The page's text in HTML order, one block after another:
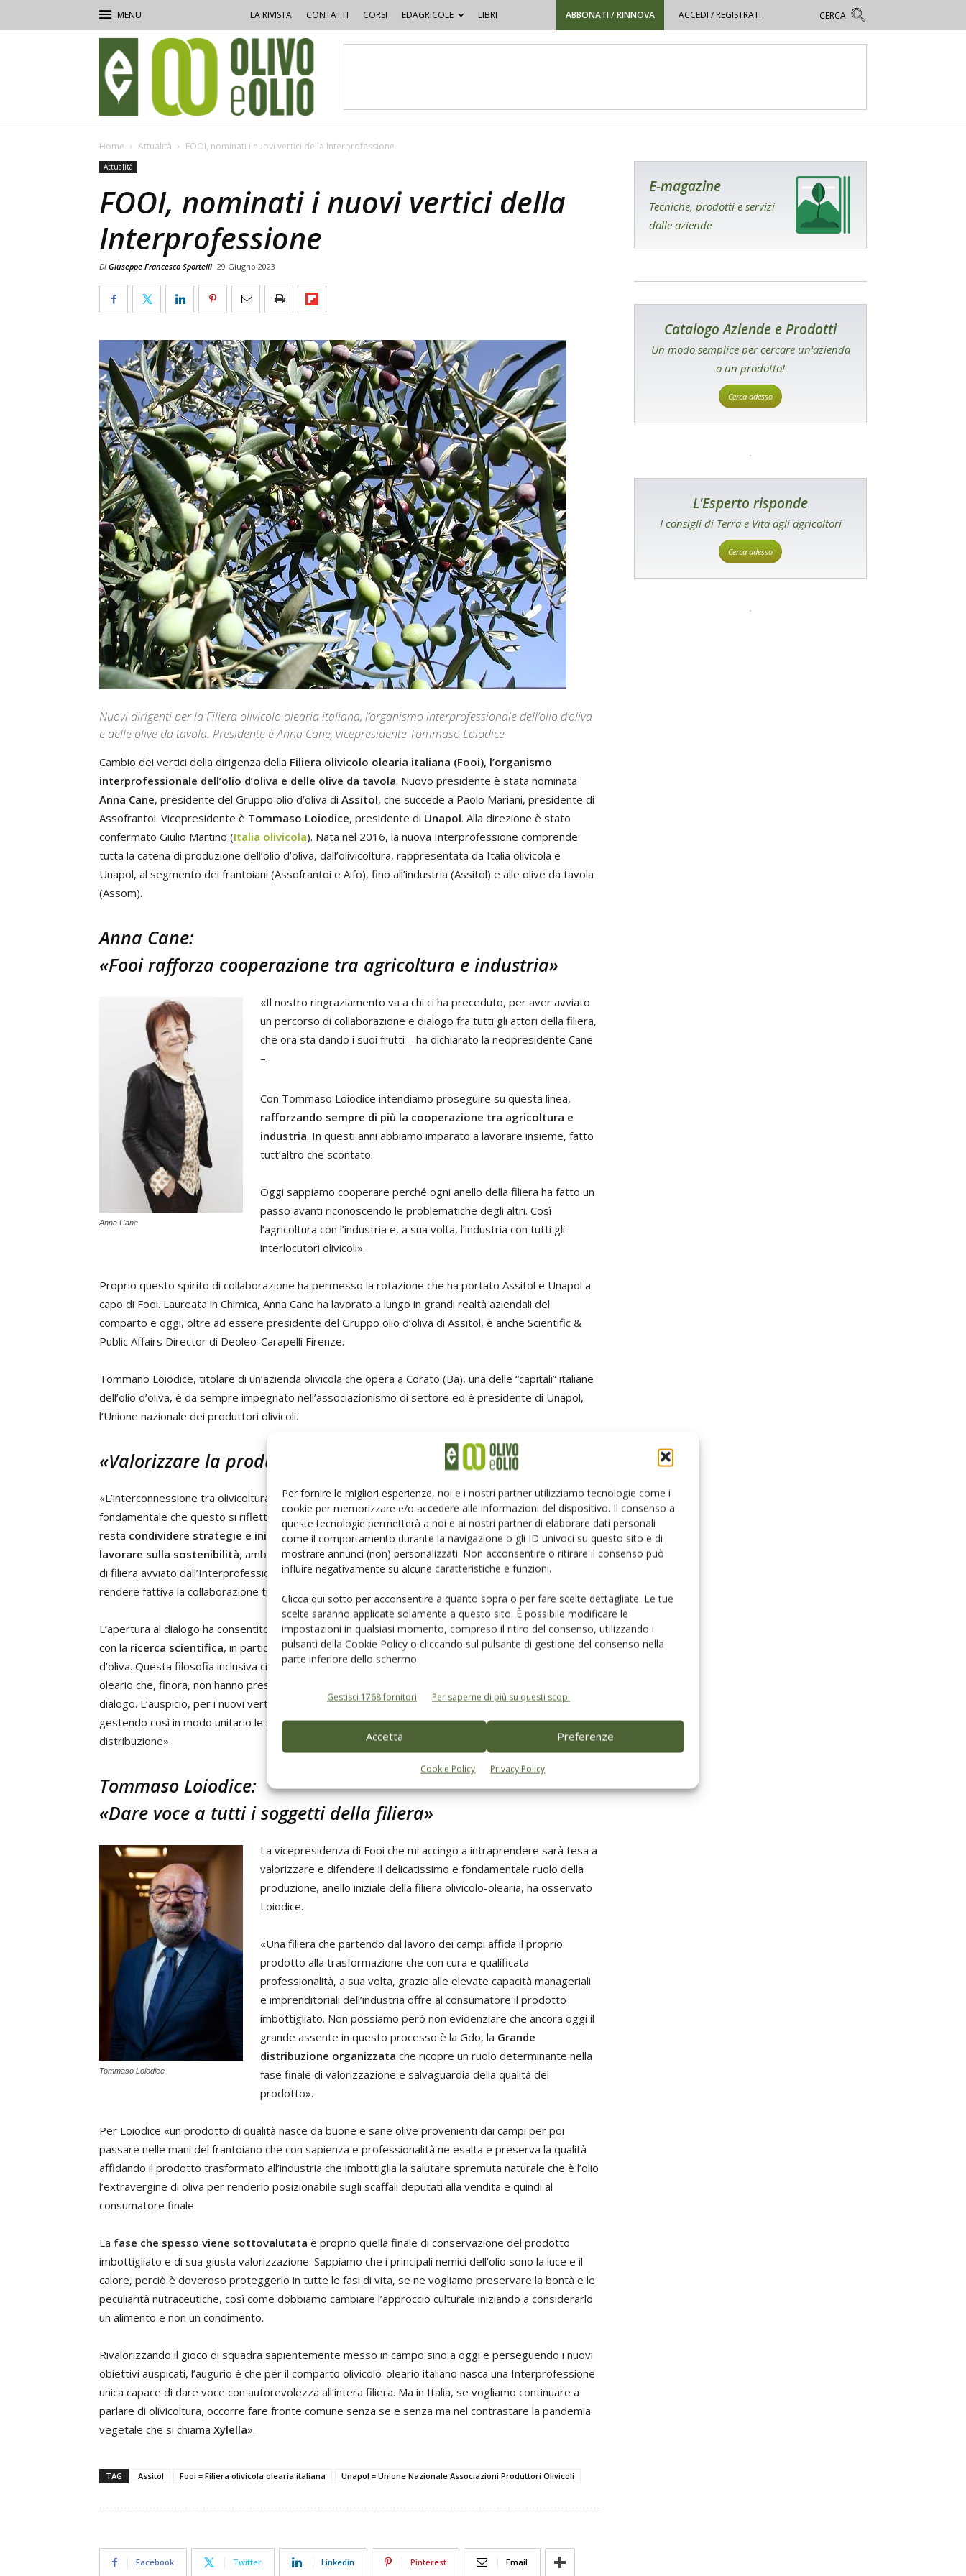
Per fornire le migliori esperienze, noi e i nostri partner utilizziamo tecnologie come i
cookie per memorizzare e/o accedere alle informazioni del dispositivo. Il consenso a
queste tecnologie permetterà a noi e ai nostri partner di elaborare dati personali
come il comportamento durante la navigazione o gli ID univoci su questo sito e di
mostrare annunci (non) personalizzati. Non acconsentire o ritirare il consenso può
influire negativamente su alcune caratteristiche e funzioni.
Clicca qui sotto per acconsentire a quanto sopra o per fare scelte dettagliate. Le tue
scelte saranno applicate solamente a questo sito. È possibile modificare le
impostazioni in qualsiasi momento, compreso il ritiro del consenso, utilizzando i
pulsanti della Cookie Policy o cliccando sul pulsante di gestione del consenso nella
parte inferiore dello schermo.
Gestisci 1768 fornitori Per saperne di più su questi scopi
Accetta Preferenze
Cookie Policy Privacy Policy
LA RIVISTA CONTATTI CORSI EDAGRICOLE LIBRI ABBONATI / RINNOVA ACCEDI / REGISTRATI
e
Olio
Home Attualità FOOI, nominati i nuovi vertici della Interprofessione
Attualità
FOOI, nominati i nuovi vertici della
Interprofessione
Di Giuseppe Francesco Sportelli 29 Giugno 2023
Nuovi dirigenti per la Filiera olivicolo olearia italiana, l’organismo interprofessionale dell’olio d’oliva
e delle olive da tavola. Presidente è Anna Cane, vicepresidente Tommaso Loiodice
Cambio dei vertici della dirigenza della Filiera olivicolo olearia italiana (Fooi), l’organismo
interprofessionale dell’olio d’oliva e delle olive da tavola. Nuovo presidente è stata nominata
Anna Cane, presidente del Gruppo olio d’oliva di Assitol, che succede a Paolo Mariani, presidente di
Assofrantoi. Vicepresidente è Tommaso Loiodice, presidente di Unapol. Alla direzione è stato
confermato Giulio Martino (Italia olivicola). Nata nel 2016, la nuova Interprofessione comprende
tutta la catena di produzione dell’olio d’oliva, dall’olivicoltura, rappresentata da Italia olivicola e
Unapol, al segmento dei frantoiani (Assofrantoi e Aifo), fino all’industria (Assitol) e alle olive da tavola
(Assom).
Anna Cane:
«Fooi rafforza cooperazione tra agricoltura e industria»
Anna Cane
«Il nostro ringraziamento va a chi ci ha preceduto, per aver avviato
un percorso di collaborazione e dialogo fra tutti gli attori della filiera,
che ora sta dando i suoi frutti – ha dichiarato la neopresidente Cane
–.
Con Tommaso Loiodice intendiamo proseguire su questa linea,
rafforzando sempre di più la cooperazione tra agricoltura e
industria. In questi anni abbiamo imparato a lavorare insieme, fatto
tutt’altro che scontato.
Oggi sappiamo cooperare perché ogni anello della filiera ha fatto un
passo avanti riconoscendo le problematiche degli altri. Così
l’agricoltura con l’industria e, a sua volta, l’industria con tutti gli
interlocutori olivicoli».
Proprio questo spirito di collaborazione ha permesso la rotazione che ha portato Assitol e Unapol a
capo di Fooi. Laureata in Chimica, Anna Cane ha lavorato a lungo in grandi realtà aziendali del
comparto e oggi, oltre ad essere presidente del Gruppo olio d’oliva di Assitol, è anche Scientific &
Public Affairs Director di Deoleo-Carapelli Firenze.
Tommano Loiodice, titolare di un’azienda olivicola che opera a Corato (Ba), una delle “capitali” italiane
dell’olio d’oliva, è da sempre impegnato nell’associazionismo di settore ed è presidente di Unapol,
l’Unione nazionale dei produttori olivicoli.
«Valorizzare la produzione nazionale di olio d’oliva»
«L’interconnessione tra olivicoltura e aziende industriali è sempre più forte – ha aggiunto Cane – ed è
fondamentale che questo si rifletta anche nella gestione dell’Interprofessione. L’obiettivo principale
resta condividere strategie e iniziative per valorizzare la produzione nazionale di olio d’oliva e
lavorare sulla sostenibilità, ambientale ed economica, del comparto. In tal senso, il primo contratto
di filiera avviato dall’Interprofessione vuole essere la base per altri progetti analoghi, in modo da
rendere fattiva la collaborazione tra tutti i componenti dell’Interprofessione.
L’apertura al dialogo ha consentito alla nuova Interprofessione di confrontarsi in modo più efficace
con la ricerca scientifica, in particolare sul problema deglisterolie quello deglioli mineralinegli oli
d’oliva. Questa filosofia inclusiva ci porta a lasciare sempre aperta la porta a quelle realtà del mondo
oleario che, finora, non hanno preso in considerazione i risultati positivi ottenuti e la nostra volontà di
dialogo. L’auspicio, per i nuovi vertici, è che si avvicinino alla filiera altre componenti del comparto,
gestendo così in modo unitario le sue tematiche più importanti, coinvolgendo anche la Grande
distribuzione».
Tommaso Loiodice:
«Dare voce a tutti i soggetti della filiera»
Tommaso Loiodice
La vicepresidenza di Fooi che mi accingo a intraprendere sarà tesa a
valorizzare e difendere il delicatissimo e fondamentale ruolo della
produzione, anello iniziale della filiera olivicolo-olearia, ha osservato
Loiodice.
«Una filiera che partendo dal lavoro dei campi affida il proprio
prodotto alla trasformazione che con cura e qualificata
professionalità, a sua volta, grazie alle elevate capacità manageriali
e imprenditoriali dell’industria offre al consumatore il prodotto
imbottigliato. Non possiamo però non evidenziare che ancora oggi il
grande assente in questo processo è la Gdo, la Grande
distribuzione organizzata che ricopre un ruolo determinante nella
fase finale di valorizzazione e salvaguardia della qualità del
prodotto».
Per Loiodice «un prodotto di qualità nasce da buone e sane olive provenienti dai campi per poi
passare nelle mani del frantoiano che con sapienza e professionalità ne esalta e preserva la qualità
affidando il prodotto trasformato all’industria che imbottiglia la salutare spremuta naturale che è l’olio
l’extravergine di oliva per renderlo posizionabile sugli scaffali deputati alla vendita e quindi al
consumatore finale.
La fase che spesso viene sottovalutata è proprio quella finale di conservazione del prodotto
imbottigliato e di sua giusta valorizzazione. Sappiamo che i principali nemici dell’olio sono la luce e il
calore, perciò è doveroso proteggerlo in tutte le fasi di vita, se ne vogliamo preservare la bontà e le
peculiarità nutraceutiche, così come dobbiamo cambiare l’approccio culturale iniziando a considerarlo
un alimento e non un condimento.
Rivalorizzando il gioco di squadra sapientemente messo in campo sino a oggi e perseguendo i nuovi
obiettivi auspicati, l’augurio è che per il comparto olivicolo-oleario italiano nasca una Interprofessione
unica capace di dare voce con autorevolezza all’intera filiera. Ma in Italia, se vogliamo continuare a
parlare di olivicoltura, occorre fare fronte comune senza se e senza ma nel contrastare la pandemia
vegetale che si chiama Xylella».
TAG Assitol Fooi = Filiera olivicola olearia italiana Unapol = Unione Nazionale Associazioni Produttori Olivicoli
Facebook Twitter Linkedin Pinterest Email
E-magazine
Tecniche, prodotti e servizi
dalle aziende
Catalogo Aziende e Prodotti
Un modo semplice per cercare un'azienda
o un prodotto!
Cerca adesso
L'Esperto risponde
I consigli di Terra e Vita agli agricoltori
Cerca adesso